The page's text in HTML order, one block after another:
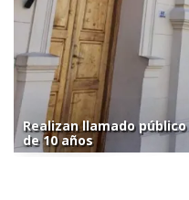
Realizan llamado
de 10 años